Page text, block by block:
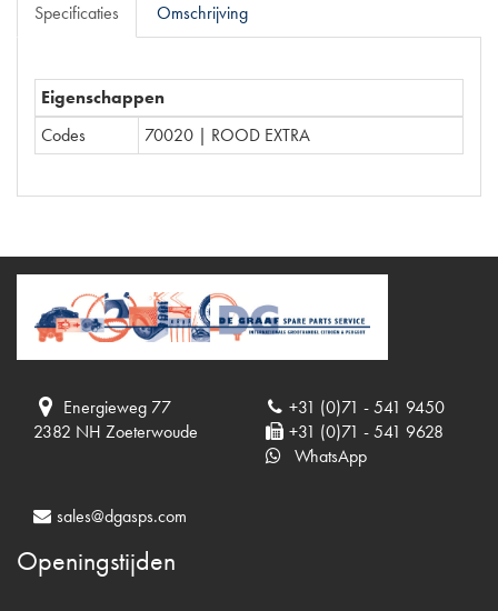
Specificaties Omschrijving
Eigenschappen
Codes
70020 | ROOD EXTRA
Energieweg 77
2382 NH Zoeterwoude
+31 (0)71 - 541 9450
+31 (0)71 - 541 9628
WhatsApp
sales@dgasps.com
Openingstijden